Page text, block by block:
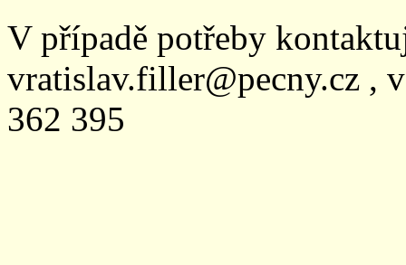
V případě potřeby
vratislav.filler@pecny.cz ,
362 395